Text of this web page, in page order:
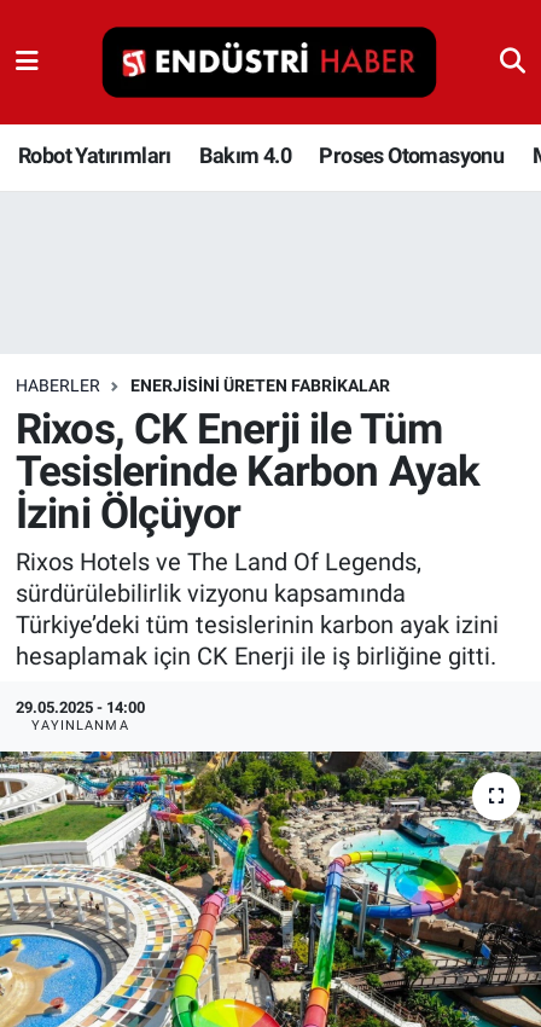
Robot Yatırımları Bakım 4.0 Proses Otomasyonu
HABERLER ENERJISINI ÜRETEN FABRIKALAR
Rixos, CK Enerji ile Tüm
Tesislerinde Karbon Ayak
İzini Ölçüyor
Rixos Hotels ve The Land Of Legends,
sürdürülebilirlik vizyonu kapsamında
Türkiye’deki tüm tesislerinin karbon ayak izini
hesaplamak için CK Enerji ile iş birliğine gitti.
29.05.2025 - 14:00
YAYINLANMA
Robot Yatırımları
Bakım 4.0
Depolama Çözümleri
İnşaat ve Malzeme
HaberOrtak
EndüstriST
Enerjisini Üreten Fabrikalar
Endüstri 4.0 Uygulamaları
Ağır Sanayi Çözümleri